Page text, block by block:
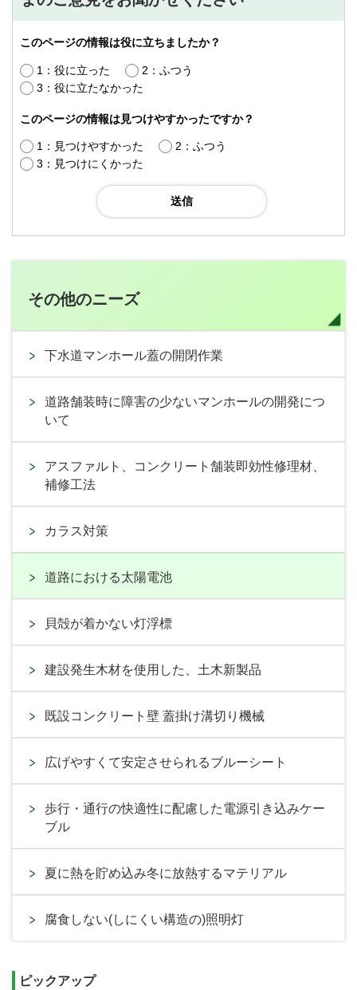
このページの情報は役に立ちましたか？
1：役に立った
2：ふつう
3：役に立たなかった
このページの情報は見つけやすかったですか？
1：見つけやすかった
2：ふつう
3：見つけにくかった
その他のニーズ
下水道マンホール蓋の開閉作業
道路舗装時に障害の少ないマンホールの開発につ
いて
アスファルト、コンクリート舗装即効性修理材、
補修工法
カラス対策
道路における太陽電池
貝殻が着かない灯浮標
建設発生木材を使用した、土木新製品
既設コンクリート壁 蓋掛け溝切り機械
広げやすくて安定させられるブルーシート
歩行・通行の快適性に配慮した電源引き込みケー
ブル
夏に熱を貯め込み冬に放熱するマテリアル
腐食しない(しにくい構造の)照明灯
ピックアップ